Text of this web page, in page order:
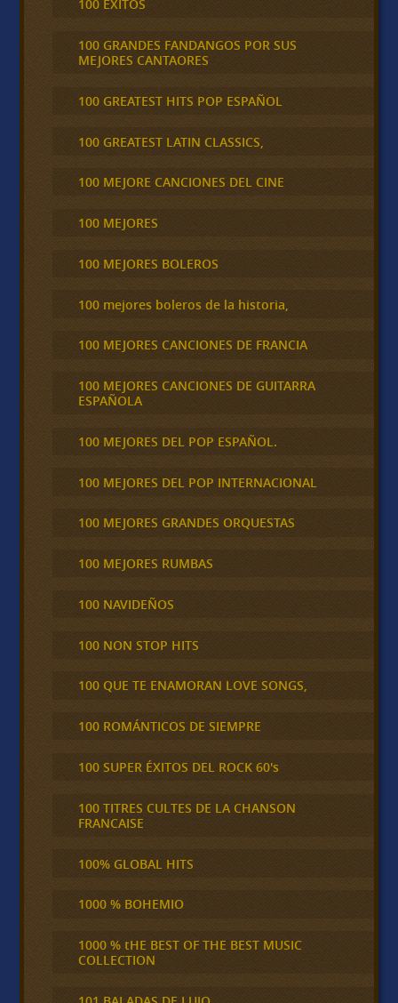
100 ÉXITOS
100 GRANDES FANDANGOS POR SUS
MEJORES CANTAORES
100 GREATEST HITS POP ESPAÑOL
100 GREATEST LATIN CLASSICS,
100 MEJORE CANCIONES DEL CINE
100 MEJORES
100 MEJORES BOLEROS
100 mejores boleros de la historia,
100 MEJORES CANCIONES DE FRANCIA
100 MEJORES CANCIONES DE GUITARRA
ESPAÑOLA
100 MEJORES DEL POP ESPAÑOL.
100 MEJORES DEL POP INTERNACIONAL
100 MEJORES GRANDES ORQUESTAS
100 MEJORES RUMBAS
100 NAVIDEÑOS
100 NON STOP HITS
100 QUE TE ENAMORAN LOVE SONGS,
100 ROMÁNTICOS DE SIEMPRE
100 SUPER ÉXITOS DEL ROCK 60's
100 TITRES CULTES DE LA CHANSON
FRANCAISE
100% GLOBAL HITS
1000 % BOHEMIO
1000 % tHE BEST OF THE BEST MUSIC
COLLECTION